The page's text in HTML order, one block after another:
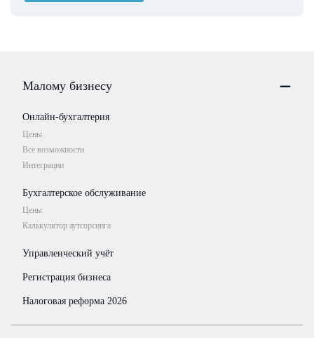
Малому бизнесу
Онлайн-бухгалтерия
Цены
Все возможности
Интеграции
Бухгалтерское обслуживание
Цены
Калькулятор аутсорсинга
Управленческий учёт
Регистрация бизнеса
Налоговая реформа 2026